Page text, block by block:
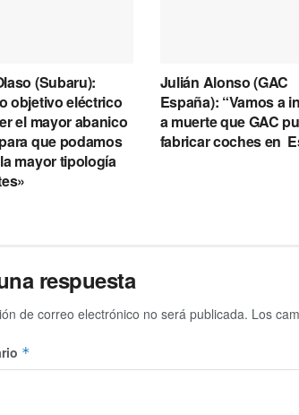
(Subaru):
objetivo eléctrico
el mayor abanico
que podamos
mayor tipología
Julián Alonso (GAC
España): “Vamos a
a muerte que GAC
fabricar coches en
respuesta
de correo electrónico no será publicada. Los
*